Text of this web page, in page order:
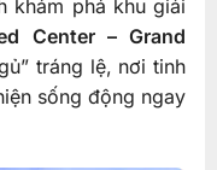
khám phá khu giải
Center – Grand
tráng lệ, nơi tinh
sống động ngay